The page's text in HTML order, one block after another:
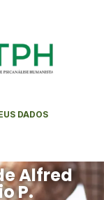
DADOS
Alfred
P.